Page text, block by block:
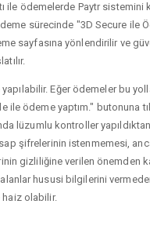
ile ödemelerde Paytr sistemini
sürecinde "3D Secure ile
sayfasına yönlendirilir ve
Eğer ödemeler bu
ile ödeme yaptım." butonuna
lüzumlu kontroller
şifrelerinin istenmemesi,
gizliliğine verilen önemden
hususi bilgilerini
olabilir.